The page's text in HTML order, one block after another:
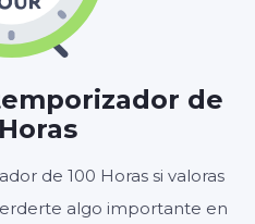
de
de 100 Horas si valoras
algo importante en
MINUTOS SEGUNDOS
Ajustes